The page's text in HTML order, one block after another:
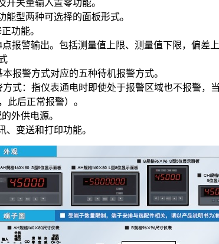
开关量输入置零功能。
能型两种可选择的面板形式。
功能。
点报警输出。包括测量值上限、测量值下限，偏差
报警方式对应的五种待机报警方式。
方式：指仪表通电时即使处于报警区域也不报警，
此后正常报警）。
外供电源。
、变送和打印功能。